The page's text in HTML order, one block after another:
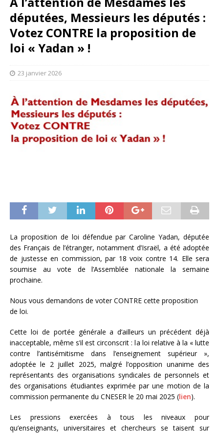
députées, Messieurs les députés :
Votez CONTRE la proposition de
loi « Yadan » !
23 janvier 2026
La proposition de loi défendue par Caroline Yadan, députée
des Français de l’étranger, notamment d’Israël, a été adoptée
de justesse en commission, par 18 voix contre 14. Elle sera
soumise au vote de l’Assemblée nationale la semaine
prochaine.
Nous vous demandons de voter CONTRE cette proposition
de loi.
Cette loi de portée générale a d’ailleurs un précédent déjà
inacceptable, même s’il est circonscrit : la loi relative à la « lutte
contre l’antisémitisme dans l’enseignement supérieur »,
adoptée le 2 juillet 2025, malgré l’opposition unanime des
représentants des organisations syndicales de personnels et
des organisations étudiantes exprimée par une motion de la
commission permanente du CNESER le 20 mai 2025 (lien).
Les pressions exercées à tous les niveaux pour
qu’enseignants, universitaires et chercheurs se taisent sur